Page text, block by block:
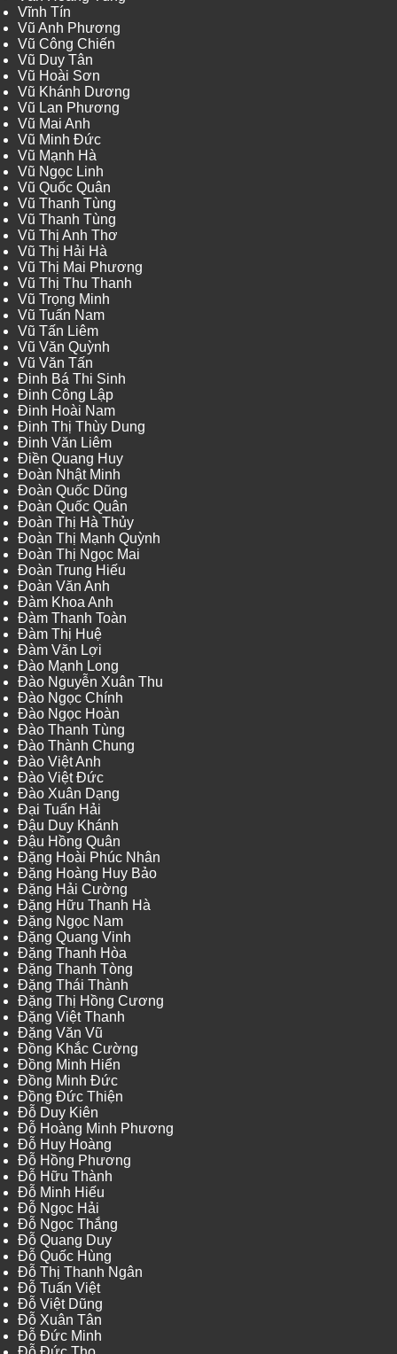
Vĩnh Tín
Vũ Anh Phương
Vũ Công Chiến
Vũ Duy Tân
Vũ Hoài Sơn
Vũ Khánh Dương
Vũ Lan Phương
Vũ Mai Anh
Vũ Minh Đức
Vũ Mạnh Hà
Vũ Ngọc Linh
Vũ Quốc Quân
Vũ Thanh Tùng
Vũ Thanh Tùng
Vũ Thị Anh Thơ
Vũ Thị Hải Hà
Vũ Thị Mai Phương
Vũ Thị Thu Thanh
Vũ Trọng Minh
Vũ Tuấn Nam
Vũ Tấn Liêm
Vũ Văn Quỳnh
Vũ Văn Tấn
Đinh Bá Thi Sinh
Đinh Công Lập
Đinh Hoài Nam
Đinh Thị Thùy Dung
Đinh Văn Liêm
Điền Quang Huy
Đoàn Nhật Minh
Đoàn Quốc Dũng
Đoàn Quốc Quân
Đoàn Thị Hà Thủy
Đoàn Thị Mạnh Quỳnh
Đoàn Thị Ngọc Mai
Đoàn Trung Hiếu
Đoàn Văn Anh
Đàm Khoa Anh
Đàm Thanh Toàn
Đàm Thị Huệ
Đàm Văn Lợi
Đào Mạnh Long
Đào Nguyễn Xuân Thu
Đào Ngọc Chính
Đào Ngọc Hoàn
Đào Thanh Tùng
Đào Thành Chung
Đào Việt Anh
Đào Việt Đức
Đào Xuân Dạng
Đại Tuấn Hải
Đậu Duy Khánh
Đậu Hồng Quân
Đặng Hoài Phúc Nhân
Đặng Hoàng Huy Bảo
Đặng Hải Cường
Đặng Hữu Thanh Hà
Đặng Ngọc Nam
Đặng Quang Vinh
Đặng Thanh Hòa
Đặng Thanh Tòng
Đặng Thái Thành
Đặng Thị Hồng Cương
Đặng Việt Thanh
Đặng Văn Vũ
Đồng Khắc Cường
Đồng Minh Hiển
Đồng Minh Đức
Đồng Đức Thiện
Đỗ Duy Kiên
Đỗ Hoàng Minh Phương
Đỗ Huy Hoàng
Đỗ Hồng Phương
Đỗ Hữu Thành
Đỗ Minh Hiếu
Đỗ Ngọc Hải
Đỗ Ngọc Thắng
Đỗ Quang Duy
Đỗ Quốc Hùng
Đỗ Thị Thanh Ngân
Đỗ Tuấn Việt
Đỗ Việt Dũng
Đỗ Xuân Tân
Đỗ Đức Minh